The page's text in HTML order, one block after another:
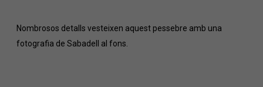
Nombrosos detalls vesteixen aquest pessebre amb una
fotografia de Sabadell al fons.